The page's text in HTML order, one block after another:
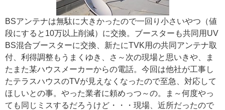
BSアンテナは無駄に大きかったので一回り小さいやつ（値
段にすると10万以上削減）に交換。ブースターも共同用UV
BS混合ブースターに交換、新たにTVK用の共同アンテナ取
付、利得調整もうまくゆき、さ～次の現場と思いきや、ま
たまた某ハウスメーカーからの電話。今回は他社が工事し
たテラスハウスのTVが見えなくなったので至急、対応して
ほしいとの事。やった業者に頼めっつ～の。ま～何度やっ
ても同じミスするだろうけど・・・現場、近所だったので